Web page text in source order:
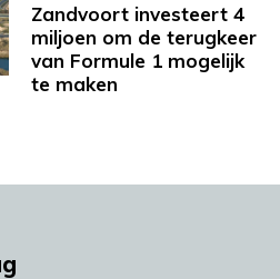
Zandvoort investeert 4
miljoen om de terugkeer
van Formule 1 mogelijk
te maken